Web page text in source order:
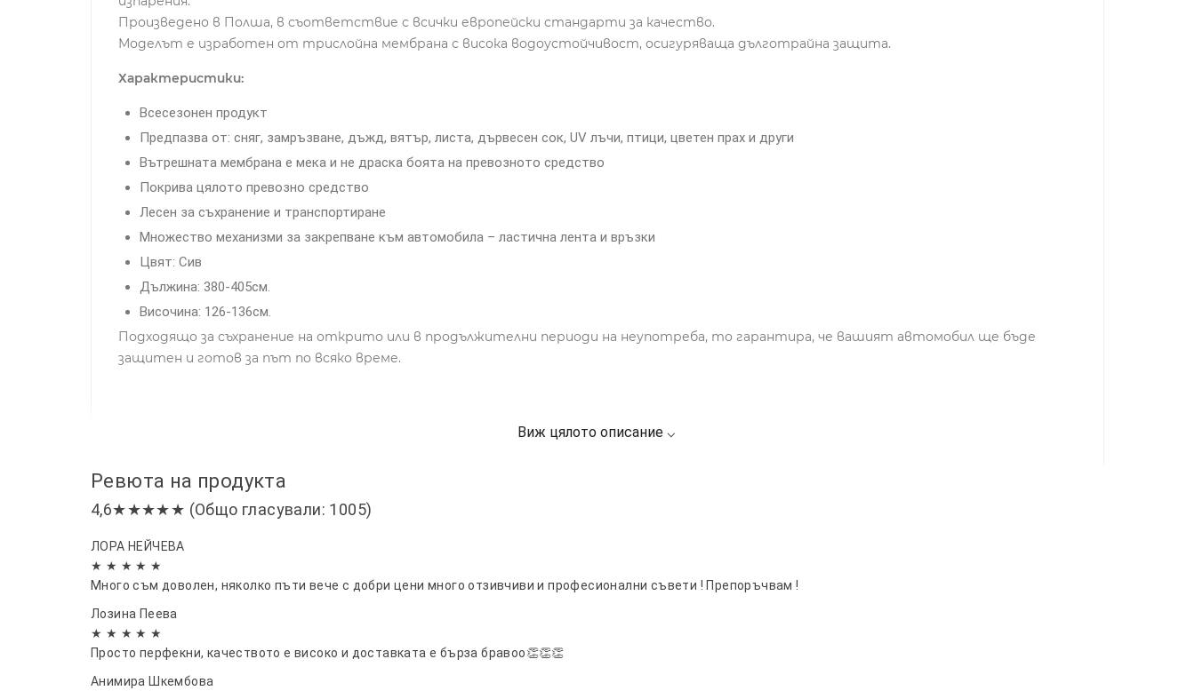
Произведено в Полша, в съответствие с всички европейски стандарти за качество.
Моделът е изработен от трислойна мембрана с висока водоустойчивост, осигуряваща дълготрайна защита.
Характеристики:
Всесезонен продукт
Предпазва от: сняг, замръзване, дъжд, вятър, листа, дървесен сок, UV лъчи, птици, цветен прах и други
Вътрешната мембрана е мека и не драска боята на превозното средство
Покрива цялото превозно средство
Лесен за съхранение и транспортиране
Множество механизми за закрепване към автомобила – ластична лента и връзки
Цвят: Сив
Дължина: 380-405см.
Височина: 126-136см.
Подходящо за съхранение на открито или в продължителни периоди на неупотреба, то гарантира, че вашият автомобил ще бъде
защитен и готов за път по всяко време.
Ревюта на продукта
4,6★★★★★ (Общо гласували: 1005)
ЛОРА НЕЙЧЕВА
★ ★ ★ ★ ★
Много съм доволен, няколко пъти вече с добри цени много отзивчиви и професионални съвети ! Препоръчвам !
Лозина Пеева
★ ★ ★ ★ ★
Просто перфекни, качеството е високо и доставката е бърза бравоо👏👏👏
Анимира Шкембова